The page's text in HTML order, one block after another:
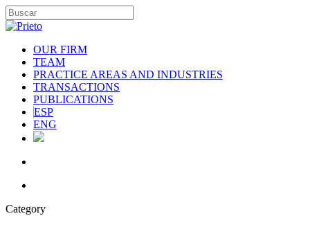
OUR FIRM
TEAM
PRACTICE AREAS AND INDUSTRIES
TRANSACTIONS
PUBLICATIONS
ESP
ENG
Category